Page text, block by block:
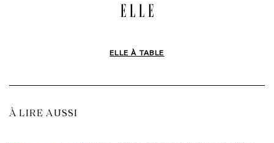
ELLE À TABLE
À LIRE AUSSI